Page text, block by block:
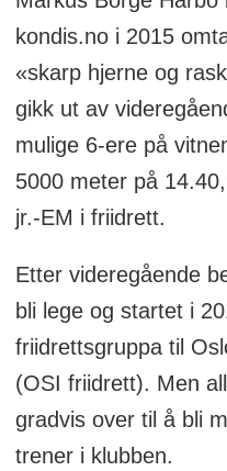
kondis.no i 2015
«skarp hjerne og
gikk ut av
mulige 6-ere på
5000 meter på
jr.-EM i friidrett.
Etter videregående
bli lege og startet i
friidrettsgruppa til
(OSI friidrett). Men
gradvis over til å bli
trener i klubben.